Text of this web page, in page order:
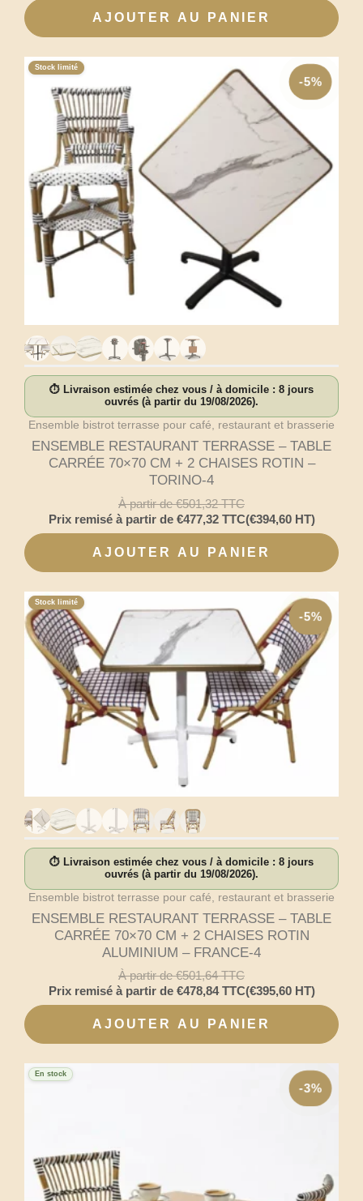
AJOUTER AU PANIER
-5%
⏱ Livraison estimée chez vous / à domicile : 8 jours
ouvrés (à partir du 19/08/2026).
Stock limité
Ensemble bistrot terrasse pour café, restaurant et brasserie
ENSEMBLE RESTAURANT TERRASSE – TABLE
CARRÉE 70×70 CM + 2 CHAISES ROTIN –
TORINO-4
À partir de€501,32TTC
Prix remisé à partir de €477,32TTC(€394,60HT)
AJOUTER AU PANIER
-5%
⏱ Livraison estimée chez vous / à domicile : 8 jours
ouvrés (à partir du 19/08/2026).
Stock limité
Ensemble bistrot terrasse pour café, restaurant et brasserie
ENSEMBLE RESTAURANT TERRASSE – TABLE
CARRÉE 70×70 CM + 2 CHAISES ROTIN
ALUMINIUM – FRANCE-4
À partir de€501,64TTC
Prix remisé à partir de €478,84TTC(€395,60HT)
AJOUTER AU PANIER
-3%
En stock